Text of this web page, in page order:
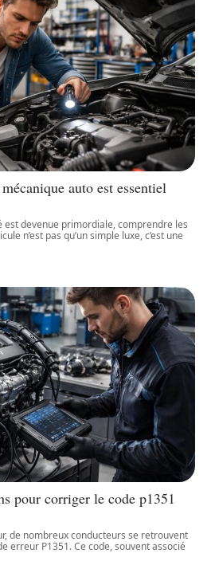
auto est essentiel
est devenue primordiale, comprendre les
n’est pas qu’un simple luxe, c’est une
pour corriger le code p1351
de nombreux conducteurs se retrouvent
erreur P1351. Ce code, souvent associé